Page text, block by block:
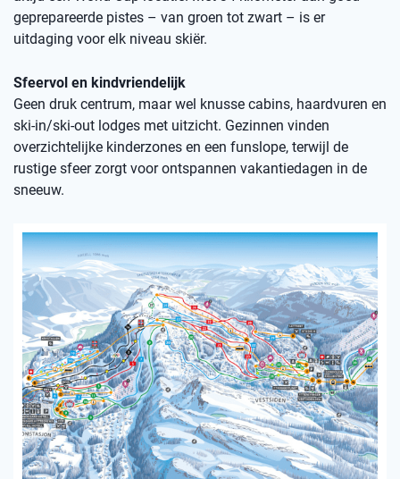
geprepareerde pistes – van groen tot zwart – is er
uitdaging voor elk niveau skiër.
Sfeervol en kindvriendelijk
Geen druk centrum, maar wel knusse cabins, haardvuren en
ski-in/ski-out lodges met uitzicht. Gezinnen vinden
overzichtelijke kinderzones en een funslope, terwijl de
rustige sfeer zorgt voor ontspannen vakantiedagen in de
sneeuw.